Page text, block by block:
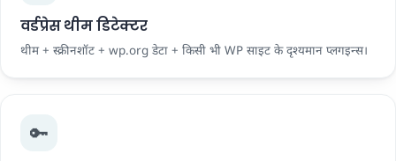
वर्डप्रेस थीम डिटेक्टर
थीम + स्क्रीनशॉट + wp.org डेटा + किसी भी WP साइट के दृश्यमान प्लगइन्स।
🔑